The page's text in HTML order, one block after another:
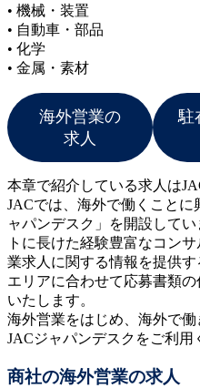
• 機械・装置
• 自動車・部品
• 化学
• 金属・素材
海外営業の
求人
駐
本章で紹介している求人は
JACでは、海外で働くこと
ャパンデスク」を開設して
トに長けた経験豊富なコン
業求人に関する情報を提供
エリアに合わせて応募書類
いたします。
海外営業をはじめ、海外で
JACジャパンデスクをご利用
商社の海外営業の求人